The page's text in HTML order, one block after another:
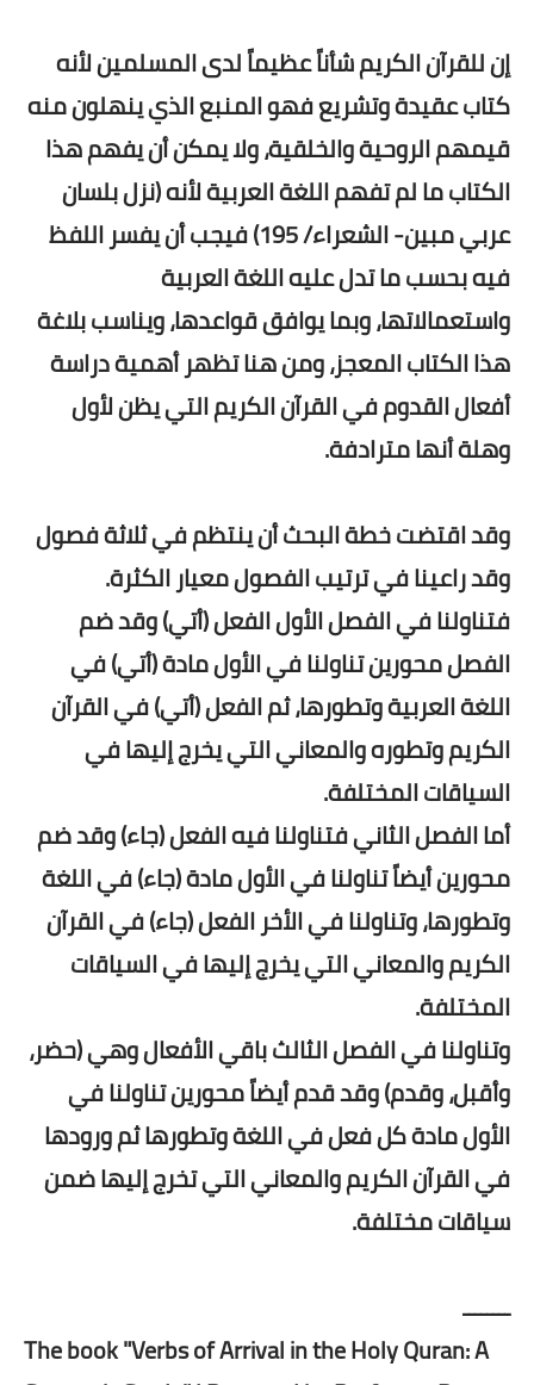
إن للقرآن الكريم شأناً عظيماً لدى المسلمين لأنه
كتاب عقيدة وتشريع فهو المنبع الذي ينهلون منه
قيمهم الروحية والخلقية، ولا يمكن أن يفهم هذا
الكتاب ما لم تفهم اللغة العربية لأنه (نزل بلسان
عربي مبين- الشعراء/ 195) فيجب أن يفسر اللفظ
فيه بحسب ما تدل عليه اللغة العربية
واستعمالاتها، وبما يوافق قواعدها، ويناسب بلاغة
هذا الكتاب المعجز، ومن هنا تظهر أهمية دراسة
أفعال القدوم في القرآن الكريم التي يظن لأول
وهلة أنها مترادفة.
وقد اقتضت خطة البحث أن ينتظم في ثلاثة فصول
وقد راعينا في ترتيب الفصول معيار الكثرة.
فتناولنا في الفصل الأول الفعل (أتي) وقد ضم
الفصل محورين تناولنا في الأول مادة (أتي) في
اللغة العربية وتطورها، ثم الفعل (أتي) في القرآن
الكريم وتطوره والمعاني التي يخرج إليها في
السياقات المختلفة.
أما الفصل الثاني فتناولنا فيه الفعل (جاء) وقد ضم
محورين أيضاً تناولنا في الأول مادة (جاء) في اللغة
وتطورها، وتناولنا في الأخر الفعل (جاء) في القرآن
الكريم والمعاني التي يخرج إليها في السياقات
المختلفة.
وتناولنا في الفصل الثالث باقي الأفعال وهي (حضر،
وأقبل، وقدم) وقد قدم أيضاً محورين تناولنا في
الأول مادة كل فعل في اللغة وتطورها ثم ورودها
في القرآن الكريم والمعاني التي تخرج إليها ضمن
سياقات مختلفة.
ــــــــ
The book "Verbs of Arrival in the Holy Quran: A